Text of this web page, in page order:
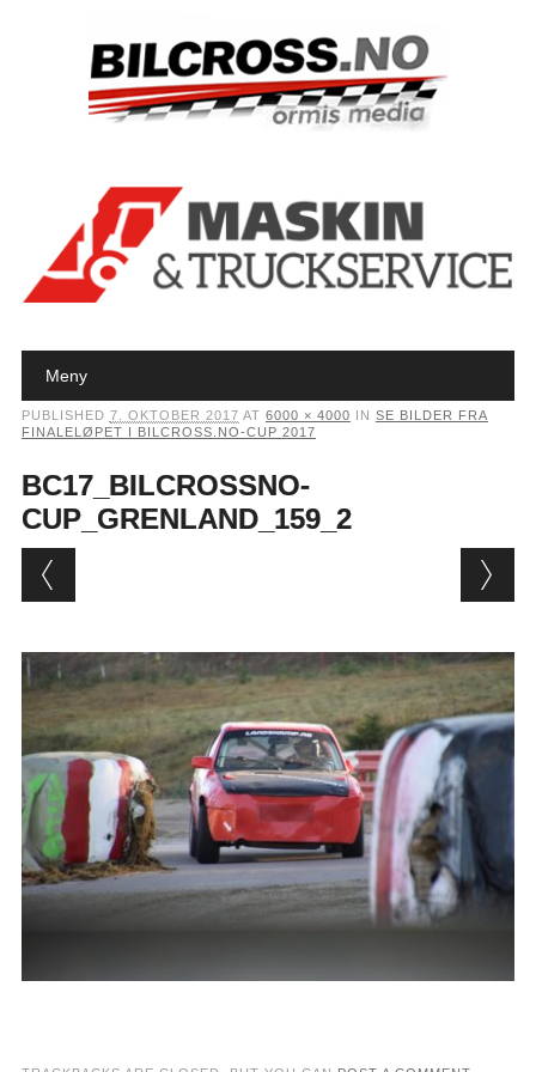
Main menu
Meny
PUBLISHED 7. OKTOBER 2017 AT 6000 × 4000 IN SE BILDER FRA
FINALELØPET I BILCROSS.NO-CUP 2017
BC17_BILCROSSNO-
CUP_GRENLAND_159_2